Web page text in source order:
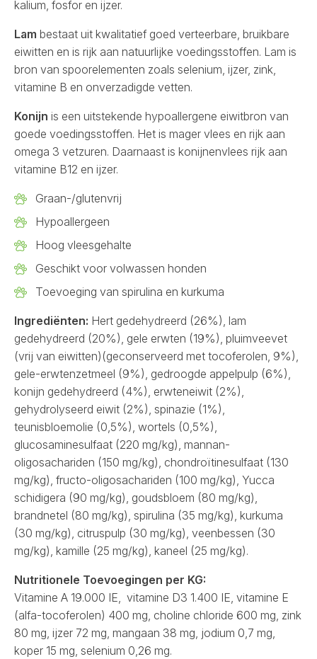
kalium, fosfor en ijzer.
Lam bestaat uit kwalitatief goed verteerbare, bruikbare
eiwitten en is rijk aan natuurlijke voedingsstoffen. Lam is
bron van spoorelementen zoals selenium, ijzer, zink,
vitamine B en onverzadigde vetten.
Konijn is een uitstekende hypoallergene eiwitbron van
goede voedingsstoffen. Het is mager vlees en rijk aan
omega 3 vetzuren. Daarnaast is konijnenvlees rijk aan
vitamine B12 en ijzer.
Graan-/glutenvrij
Hypoallergeen
Hoog vleesgehalte
Geschikt voor volwassen honden
Toevoeging van spirulina en kurkuma
Ingrediënten: Hert gedehydreerd (26%), lam
gedehydreerd (20%), gele erwten (19%), pluimveevet
(vrij van eiwitten)(geconserveerd met tocoferolen, 9%),
gele-erwtenzetmeel (9%), gedroogde appelpulp (6%),
konijn gedehydreerd (4%), erwteneiwit (2%),
gehydrolyseerd eiwit (2%), spinazie (1%),
teunisbloemolie (0,5%), wortels (0,5%),
glucosaminesulfaat (220 mg/kg), mannan-
oligosachariden (150 mg/kg), chondroïtinesulfaat (130
mg/kg), fructo-oligosachariden (100 mg/kg), Yucca
schidigera (90 mg/kg), goudsbloem (80 mg/kg),
brandnetel (80 mg/kg), spirulina (35 mg/kg), kurkuma
(30 mg/kg), citruspulp (30 mg/kg), veenbessen (30
mg/kg), kamille (25 mg/kg), kaneel (25 mg/kg).
Nutritionele Toevoegingen per KG:
Vitamine A 19.000 IE, vitamine D3 1.400 IE, vitamine E
(alfa-tocoferolen) 400 mg, choline chloride 600 mg, zink
80 mg, ijzer 72 mg, mangaan 38 mg, jodium 0,7 mg,
koper 15 mg, selenium 0,26 mg.